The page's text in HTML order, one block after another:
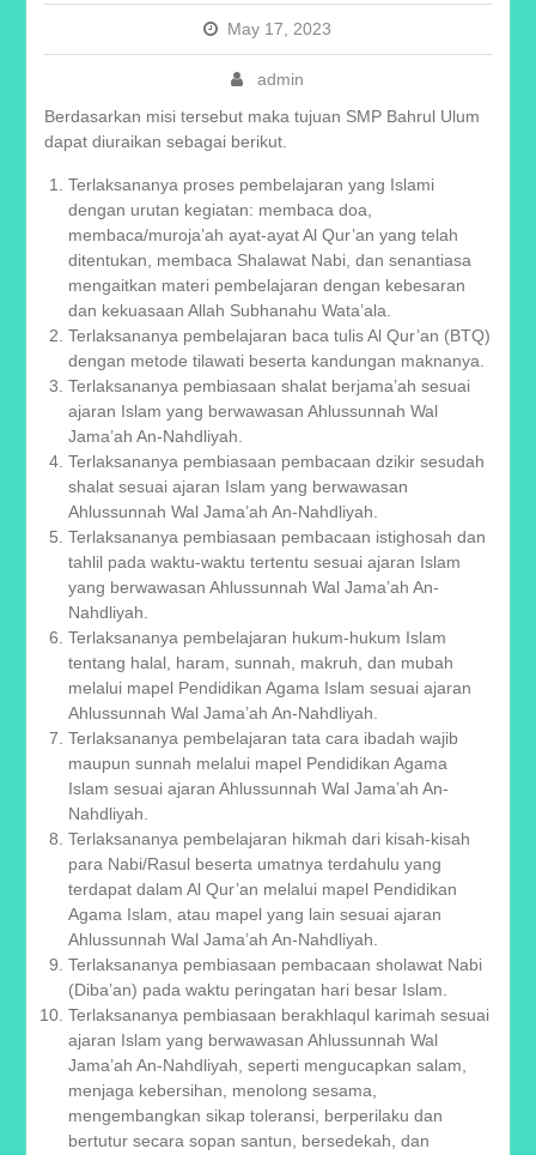
May 17, 2023
admin
Berdasarkan misi tersebut maka tujuan SMP Bahrul Ulum
dapat diuraikan sebagai berikut.
Terlaksananya proses pembelajaran yang Islami
dengan urutan kegiatan: membaca doa,
membaca/muroja’ah ayat-ayat Al Qur’an yang telah
ditentukan, membaca Shalawat Nabi, dan senantiasa
mengaitkan materi pembelajaran dengan kebesaran
dan kekuasaan Allah Subhanahu Wata’ala.
Terlaksananya pembelajaran baca tulis Al Qur’an (BTQ)
dengan metode tilawati beserta kandungan maknanya.
Terlaksananya pembiasaan shalat berjama’ah sesuai
ajaran Islam yang berwawasan Ahlussunnah Wal
Jama’ah An-Nahdliyah.
Terlaksananya pembiasaan pembacaan dzikir sesudah
shalat sesuai ajaran Islam yang berwawasan
Ahlussunnah Wal Jama’ah An-Nahdliyah.
Terlaksananya pembiasaan pembacaan istighosah dan
tahlil pada waktu-waktu tertentu sesuai ajaran Islam
yang berwawasan Ahlussunnah Wal Jama’ah An-
Nahdliyah.
Terlaksananya pembelajaran hukum-hukum Islam
tentang halal, haram, sunnah, makruh, dan mubah
melalui mapel Pendidikan Agama Islam sesuai ajaran
Ahlussunnah Wal Jama’ah An-Nahdliyah.
Terlaksananya pembelajaran tata cara ibadah wajib
maupun sunnah melalui mapel Pendidikan Agama
Islam sesuai ajaran Ahlussunnah Wal Jama’ah An-
Nahdliyah.
Terlaksananya pembelajaran hikmah dari kisah-kisah
para Nabi/Rasul beserta umatnya terdahulu yang
terdapat dalam Al Qur’an melalui mapel Pendidikan
Agama Islam, atau mapel yang lain sesuai ajaran
Ahlussunnah Wal Jama’ah An-Nahdliyah.
Terlaksananya pembiasaan pembacaan sholawat Nabi
(Diba’an) pada waktu peringatan hari besar Islam.
Terlaksananya pembiasaan berakhlaqul karimah sesuai
ajaran Islam yang berwawasan Ahlussunnah Wal
Jama’ah An-Nahdliyah, seperti mengucapkan salam,
menjaga kebersihan, menolong sesama,
mengembangkan sikap toleransi, berperilaku dan
bertutur secara sopan santun, bersedekah, dan